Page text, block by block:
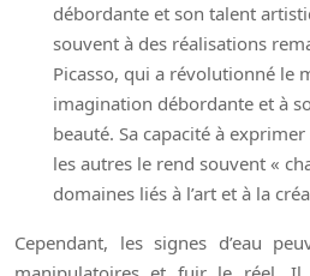
débordante et son talent
souvent à des réalisations
Picasso, qui a révolutionné le
imagination débordante et à
beauté. Sa capacité à
les autres le rend souvent «
domaines liés à l’art et à la
Cependant, les signes d’eau